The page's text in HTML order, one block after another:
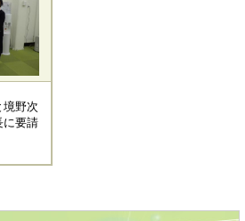
境野次
に要請